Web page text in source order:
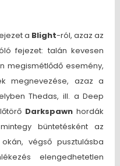
a Blight-ról, azaz az
fejezet: talán kevesen
megismétlődő esemény,
megnevezése, azaz a
Thedas, ill. a Deep
Darkspawn hordák
büntetésként az
végső pusztulásba
elengedhetetlen